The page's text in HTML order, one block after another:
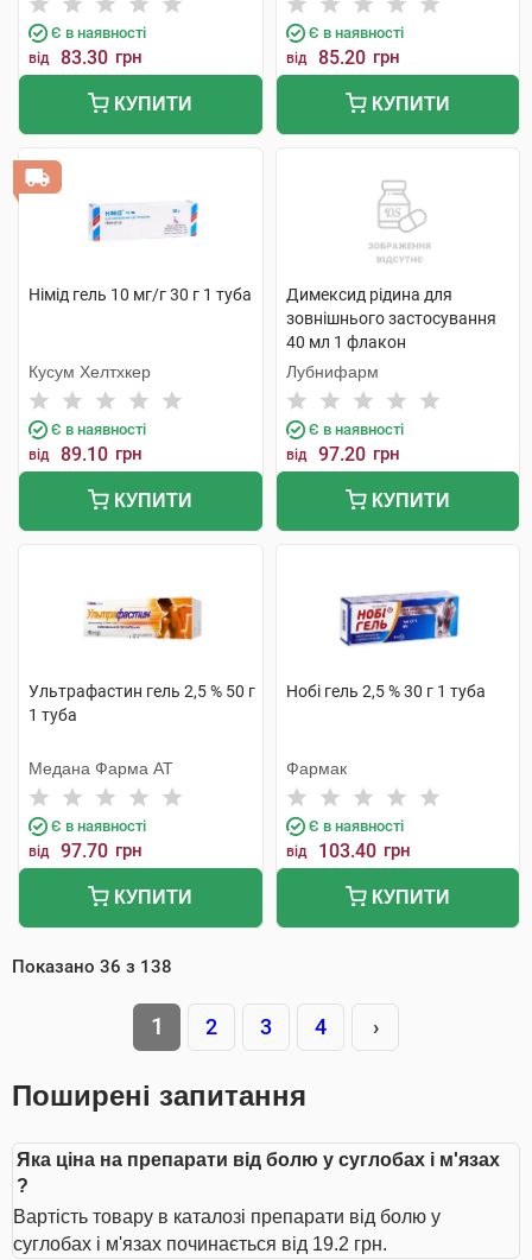
Є в наявності
від 83.30 грн
КУПИТИ
Є в наявності
від 85.20 грн
КУПИТИ
Німід гель 10 мг/г 30 г 1 туба
Кусум Хелтхкер
Є в наявності
від 89.10 грн
КУПИТИ
Димексид рідина для
зовнішнього застосування
40 мл 1 флакон
Лубнифарм
Є в наявності
від 97.20 грн
КУПИТИ
Ультрафастин гель 2,5 % 50 г
1 туба
Медана Фарма АТ
Є в наявності
від 97.70 грн
КУПИТИ
Нобі гель 2,5 % 30 г 1 туба
Фармак
Є в наявності
від 103.40 грн
КУПИТИ
Показано 36 з 138
1 2 3 4 ›
Поширені запитання
Яка ціна на препарати від болю у суглобах і м'язах
?
Вартість товару в каталозі препарати від болю у
суглобах і м'язах починається від 19.2 грн.